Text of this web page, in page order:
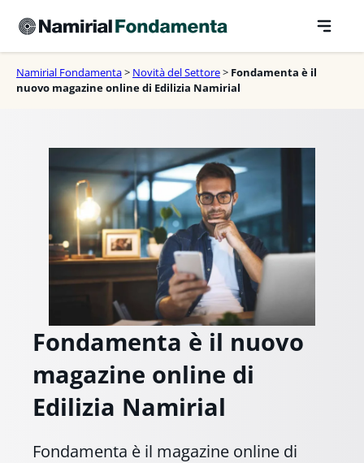
contenuto
Namirial Fondamenta> Novità del Settore> Fondamenta è il
nuovo magazine online di Edilizia Namirial
Fondamenta è il nuovo
magazine online di
Edilizia Namirial
Fondamenta è il magazine online di